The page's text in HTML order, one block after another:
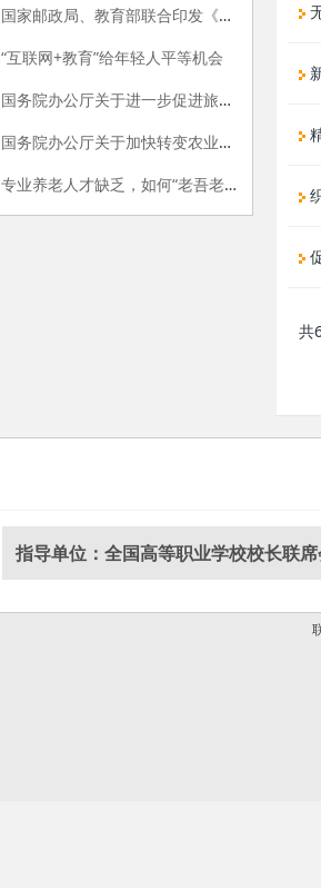
国家邮政局、教育部联合印发《关于加快发展邮政行业职业教育的指导意见》
“互联网+教育”给年轻人平等机会
国务院办公厅关于进一步促进旅游投资和消费的若干意见
国务院办公厅关于加快转变农业发展方式的意见
专业养老人才缺乏，如何“老吾老”？
共
指导单位：全国高等职业学校校长联